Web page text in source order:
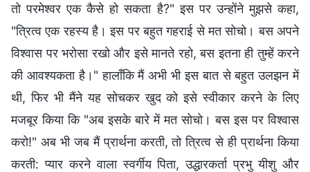
तो परमेश्वर एक कैसे हो सकता है?" इस पर उन्होंने मुझसे कहा,
"त्रित्व एक रहस्य है। इस पर बहुत गहराई से मत सोचो। बस अपने
विश्वास पर भरोसा रखो और इसे मानते रहो, बस इतना ही तुम्हें करने
की आवश्यकता है।" हालाँकि मैं अभी भी इस बात से बहुत उलझन में
थी, फिर भी मैंने यह सोचकर खुद को इसे स्वीकार करने के लिए
मजबूर किया कि "अब इसके बारे में मत सोचो। बस इस पर विश्वास
करो!" अब भी जब मैं प्रार्थना करती, तो त्रित्व से ही प्रार्थना किया
करती: प्यार करने वाला स्वर्गीय पिता, उद्धारकर्ता प्रभु यीशु और